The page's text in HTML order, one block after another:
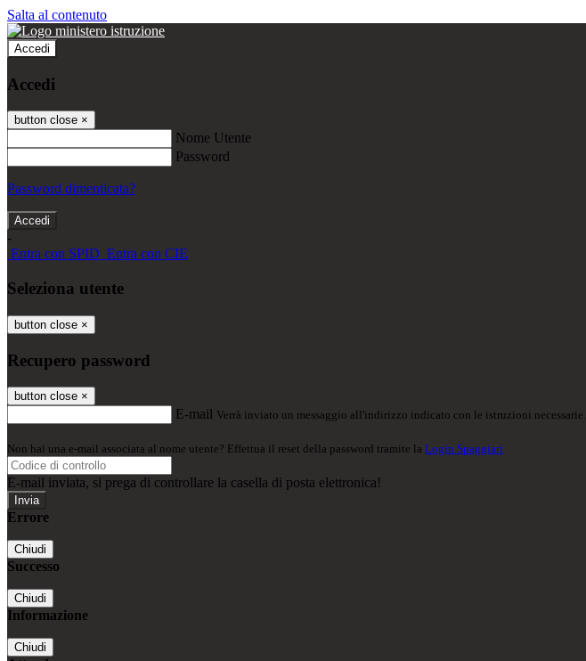
Salta al contenuto
Accedi
Accedi
button close ×
Nome Utente
Password
Password dimenticata?
-
Entra con SPID Entra con CIE
Seleziona utente
button close ×
Recupero password
button close ×
E-mail Verrà inviato un messaggio all'indirizzo indicato con le istruzioni necessarie.
Non hai una e-mail associata al nome utente? Effettua il reset della password tramite la Login Spaggiari
E-mail inviata, si prega di controllare la casella di posta elettronica!
Errore
Chiudi
Successo
Chiudi
Informazione
Chiudi